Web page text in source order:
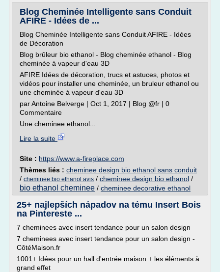
Blog Cheminée Intelligente sans Conduit
AFIRE - Idées de ...
Blog Cheminée Intelligente sans Conduit AFIRE - Idées
de Décoration
Blog brûleur bio ethanol - Blog cheminée ethanol - Blog
cheminée à vapeur d'eau 3D
AFIRE Idées de décoration, trucs et astuces, photos et
vidéos pour installer une cheminée, un bruleur ethanol ou
une cheminée à vapeur d'eau 3D
par Antoine Belverge | Oct 1, 2017 | Blog @fr | 0
Commentaire
Une cheminee ethanol...
Lire la suite
Site : https://www.a-fireplace.com
Thèmes liés : cheminee design bio ethanol sans conduit
/ cheminee bio ethanol avis / cheminee design bio ethanol /
bio ethanol cheminee / cheminee decorative ethanol
25+ najlepších nápadov na tému Insert Bois
na Pintereste ...
7 cheminees avec insert tendance pour un salon design
7 cheminees avec insert tendance pour un salon design -
CôtéMaison.fr
1001+ Idées pour un hall d'entrée maison + les éléments à
grand effet